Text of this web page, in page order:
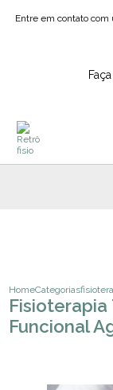
Entre em contato
HomeCategorias
Funcional